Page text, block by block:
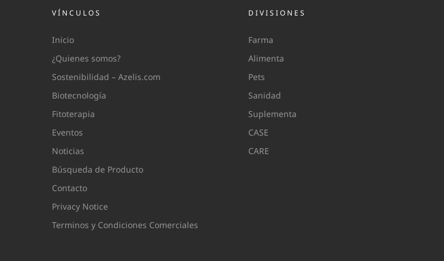
VÍNCULOS
Inicio
¿Quienes somos?
Sostenibilidad – Azelis.com
Biotecnología
Fitoterapia
Eventos
Noticias
Búsqueda de Producto
Contacto
Privacy Notice
Terminos y Condiciones Comerciales
DIVISIONES
Farma
Alimenta
Pets
Sanidad
Suplementa
CASE
CARE